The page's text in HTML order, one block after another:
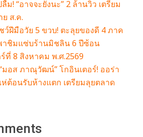
! “อาจจะยังนะ” 2 ล้านวิว เตรียม
ส.ค.
ว์ฝีมือวัย 5 ขวบ! ตะลุยของดี 4 ภาค
าชิมแซ่บร้านมิชลิน 6 ปีซ้อน
ที่ 8 สิงหาคม พ.ศ.2569
มอส ภาณุวัฒน์” โกอินเตอร์! ออร่า
ต้อนรับห้างแตก เตรียมลุยตลาด